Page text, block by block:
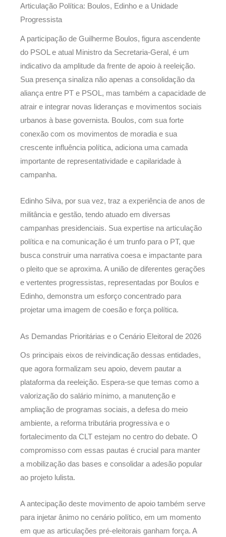
Articulação Política: Boulos, Edinho e a Unidade
Progressista
A participação de Guilherme Boulos, figura ascendente
do PSOL e atual Ministro da Secretaria-Geral, é um
indicativo da amplitude da frente de apoio à reeleição.
Sua presença sinaliza não apenas a consolidação da
aliança entre PT e PSOL, mas também a capacidade de
atrair e integrar novas lideranças e movimentos sociais
urbanos à base governista. Boulos, com sua forte
conexão com os movimentos de moradia e sua
crescente influência política, adiciona uma camada
importante de representatividade e capilaridade à
campanha.
Edinho Silva, por sua vez, traz a experiência de anos de
militância e gestão, tendo atuado em diversas
campanhas presidenciais. Sua expertise na articulação
política e na comunicação é um trunfo para o PT, que
busca construir uma narrativa coesa e impactante para
o pleito que se aproxima. A união de diferentes gerações
e vertentes progressistas, representadas por Boulos e
Edinho, demonstra um esforço concentrado para
projetar uma imagem de coesão e força política.
As Demandas Prioritárias e o Cenário Eleitoral de 2026
Os principais eixos de reivindicação dessas entidades,
que agora formalizam seu apoio, devem pautar a
plataforma da reeleição. Espera-se que temas como a
valorização do salário mínimo, a manutenção e
ampliação de programas sociais, a defesa do meio
ambiente, a reforma tributária progressiva e o
fortalecimento da CLT estejam no centro do debate. O
compromisso com essas pautas é crucial para manter
a mobilização das bases e consolidar a adesão popular
ao projeto lulista.
A antecipação deste movimento de apoio também serve
para injetar ânimo no cenário político, em um momento
em que as articulações pré-eleitorais ganham força. A